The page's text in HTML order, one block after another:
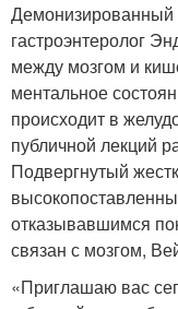
гастроэнтеролог
между мозгом и
ментальное
происходит в
публичной лекций
Подвергнутый
отказывавшимся
связан с мозгом,
«Приглашаю вас